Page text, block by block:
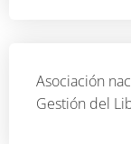
Asociación
Gestión del